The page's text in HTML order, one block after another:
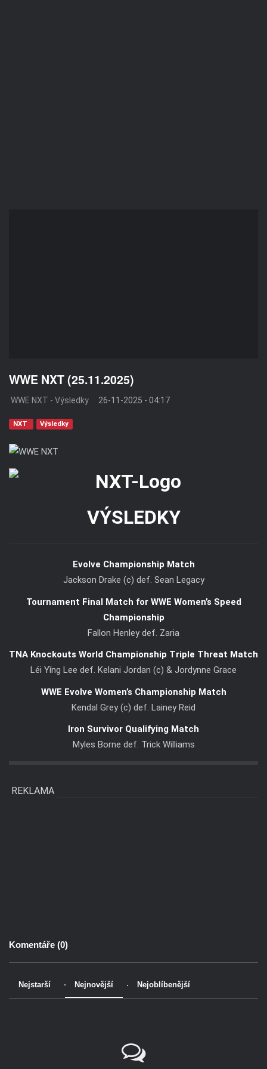
WWE NXT (25.11.2025)
WWE NXT - Výsledky 26-11-2025 - 04:17
NXT Výsledky
VÝSLEDKY
Evolve Championship Match
Jackson Drake (c) def. Sean Legacy
Tournament Final Match for WWE Women’s Speed
Championship
Fallon Henley def. Zaria
TNA Knockouts World Championship Triple Threat Match
Léi Yǐng Lee def. Kelani Jordan (c) & Jordynne Grace
WWE Evolve Women’s Championship Match
Kendal Grey (c) def. Lainey Reid
Iron Survivor Qualifying Match
Myles Borne def. Trick Williams
REKLAMA
Komentáře (0)
Nejstarší Nejnovější Nejoblíbenější